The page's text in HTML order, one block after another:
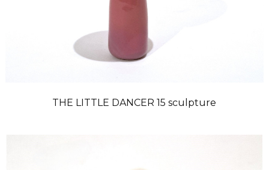
THE LITTLE DANCER 15 sculpture